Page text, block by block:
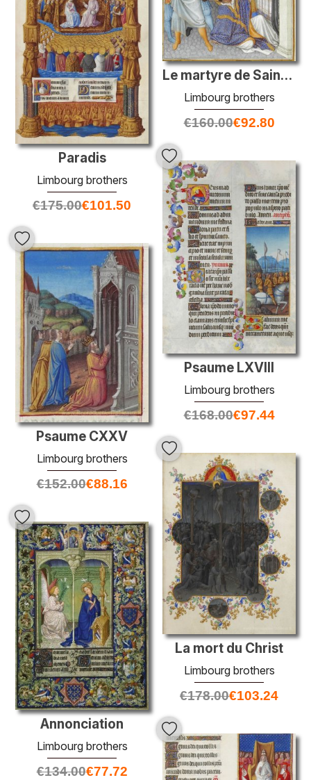
Le martyre de Saint Mark
Limbourg brothers
€160.00€92.80
Paradis
Limbourg brothers
€175.00€101.50
Psaume LXVIII
Limbourg brothers
€168.00€97.44
Psaume CXXV
Limbourg brothers
€152.00€88.16
La mort du Christ
Limbourg brothers
€178.00€103.24
Annonciation
Limbourg brothers
€134.00€77.72